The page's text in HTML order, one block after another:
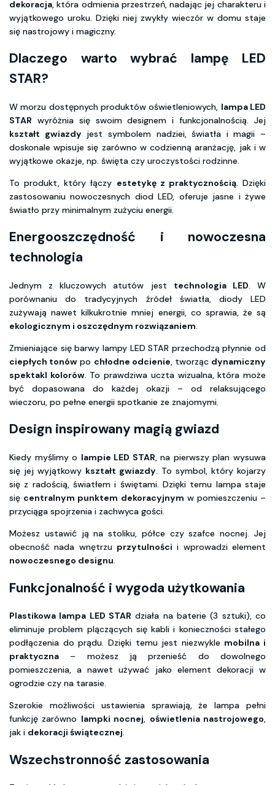
dekoracja, która odmienia przestrzeń, nadając jej charakteru i
wyjątkowego uroku. Dzięki niej zwykły wieczór w domu staje
się nastrojowy i magiczny.
Dlaczego warto wybrać lampę LED
STAR?
W morzu dostępnych produktów oświetleniowych, lampa LED
STAR wyróżnia się swoim designem i funkcjonalnością. Jej
kształt gwiazdy jest symbolem nadziei, światła i magii –
doskonale wpisuje się zarówno w codzienną aranżację, jak i w
wyjątkowe okazje, np. święta czy uroczystości rodzinne.
To produkt, który łączy estetykę z praktycznością. Dzięki
zastosowaniu nowoczesnych diod LED, oferuje jasne i żywe
światło przy minimalnym zużyciu energii.
Energooszczędność i nowoczesna
technologia
Jednym z kluczowych atutów jest technologia LED. W
porównaniu do tradycyjnych źródeł światła, diody LED
zużywają nawet kilkukrotnie mniej energii, co sprawia, że są
ekologicznym i oszczędnym rozwiązaniem.
Zmieniające się barwy lampy LED STAR przechodzą płynnie od
ciepłych tonów po chłodne odcienie, tworząc dynamiczny
spektakl kolorów. To prawdziwa uczta wizualna, która może
być dopasowana do każdej okazji – od relaksującego
wieczoru, po pełne energii spotkanie ze znajomymi.
Design inspirowany magią gwiazd
Kiedy myślimy o lampie LED STAR, na pierwszy plan wysuwa
się jej wyjątkowy kształt gwiazdy. To symbol, który kojarzy
się z radością, światłem i świętami. Dzięki temu lampa staje
się centralnym punktem dekoracyjnym w pomieszczeniu –
przyciąga spojrzenia i zachwyca gości.
Możesz ustawić ją na stoliku, półce czy szafce nocnej. Jej
obecność nada wnętrzu przytulności i wprowadzi element
nowoczesnego designu.
Funkcjonalność i wygoda użytkowania
Plastikowa lampa LED STAR działa na baterie (3 sztuki), co
eliminuje problem plączących się kabli i konieczności stałego
podłączenia do prądu. Dzięki temu jest niezwykle mobilna i
praktyczna – możesz ją przenieść do dowolnego
pomieszczenia, a nawet używać jako element dekoracji w
ogrodzie czy na tarasie.
Szerokie możliwości ustawienia sprawiają, że lampa pełni
funkcję zarówno lampki nocnej, oświetlenia nastrojowego,
jak i dekoracji świątecznej.
Wszechstronność zastosowania